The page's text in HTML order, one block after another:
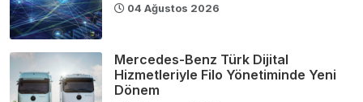
04 Ağustos 2026
Mercedes-Benz Türk Dijital
Hizmetleriyle Filo Yönetiminde Yeni
Dönem